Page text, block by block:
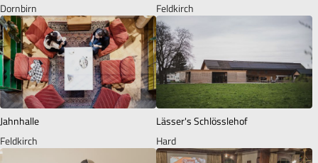
Dornbirn
Feldkirch
Jahnhalle
Feldkirch
Lässer's Schlösslehof
Hard